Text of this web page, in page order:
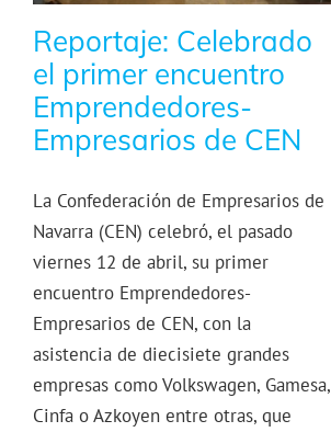
Reportaje: Celebrado
el primer encuentro
Emprendedores-
Empresarios de CEN
La Confederación de Empresarios de
Navarra (CEN) celebró, el pasado
viernes 12 de abril, su primer
encuentro Emprendedores-
Empresarios de CEN, con la
asistencia de diecisiete grandes
empresas como Volkswagen, Gamesa,
Cinfa o Azkoyen entre otras, que